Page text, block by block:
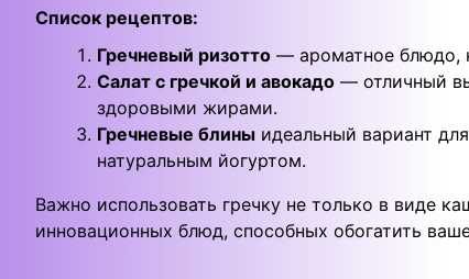
Список рецептов:
Гречневый ризотто — ароматное блюдо,
Салат с гречкой и авокадо — отличный
здоровыми жирами.
Гречневые блины идеальный вариант
натуральным йогуртом.
Важно использовать гречку не только в виде
инновационных блюд, способных обогатить